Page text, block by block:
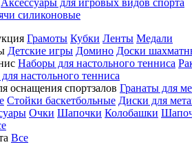
Аксессуары для игровых видов спорта
силиконовые
Грамоты Кубки Ленты Медали
Детские игры Домино Доски
Наборы для настольного тенниса
настольного тенниса
оснащения спортзалов Гранаты для
Стойки баскетбольные Диски для
Очки Шапочки Колобашки
Все